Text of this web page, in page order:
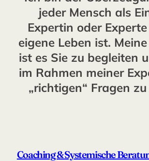
jeder Mensch als
Expertin oder
eigene Leben ist.
ist es Sie zu begleiten
im Rahmen meiner
„richtigen“ Fragen
Coaching & Systemische